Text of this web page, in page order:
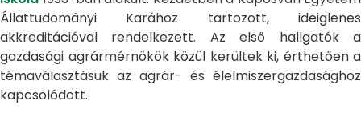
Állattudományi Karához tartozott, ideiglenes
akkreditációval rendelkezett. Az első hallgatók a
gazdasági agrármérnökök közül kerültek ki, érthetően a
témaválasztásuk az agrár- és élelmiszergazdasághoz
kapcsolódott.